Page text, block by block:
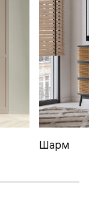
Шарм